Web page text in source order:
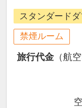
トドリ
石垣島の
分、石垣
圏内、コ
スタンダードダ
禁煙ルーム
旅行代金 （航